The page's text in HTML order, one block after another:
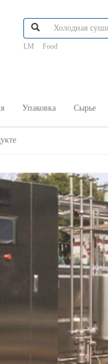
LM Food
Упаковка Сырье